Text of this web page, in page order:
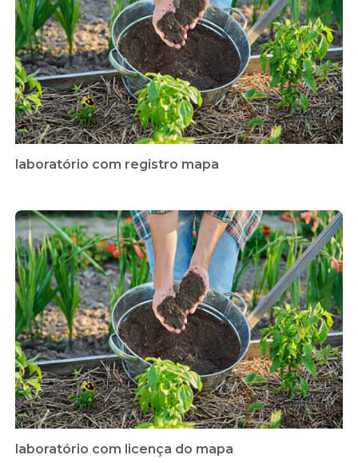
laboratório com registro mapa
laboratório com licença do mapa